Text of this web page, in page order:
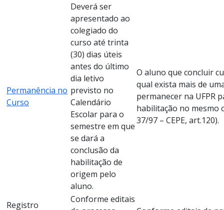
Permanência no
Curso
Deverá ser
apresentado ao
colegiado do
curso até trinta
(30) dias úteis
antes do último
dia letivo
previsto no
Calendário
Escolar para o
semestre em que
se dará a
conclusão da
habilitação de
origem pelo
aluno.
O aluno que concluir
qual exista mais de
permanecer na UFPR
habilitação no mesmo
37/97 – CEPE, art.120).
Registro
Conforme editais